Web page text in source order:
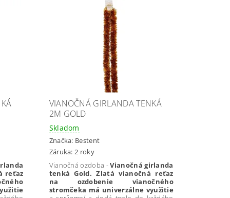
reťaz
VIANOČNÁ GIRLANDA TENKÁ
2M GOLD
Skladom
Značka: Bestent
Záruka: 2 roky
Vianočná ozdoba -Vianočná girlanda
tenká Gold. Zlatá vianočná reťaz
na ozdobenie vianočného
stromčeka má univerzálne využitie